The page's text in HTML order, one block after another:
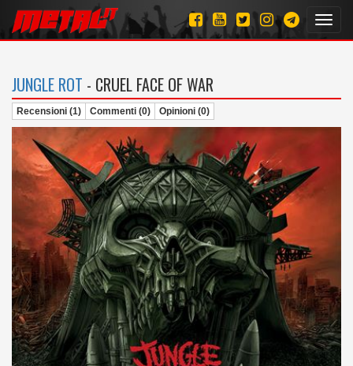
JUNGLE ROT - CRUEL FACE OF WAR
Recensioni (1) Commenti (0) Opinioni (0)